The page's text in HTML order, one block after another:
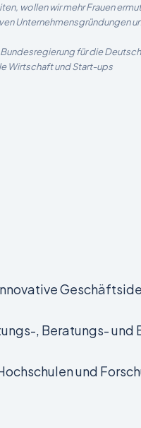
wollen wir mehr Frauen
Unternehmensgründungen
für die
Wirtschaft und Start-ups
, Beratungs-
und